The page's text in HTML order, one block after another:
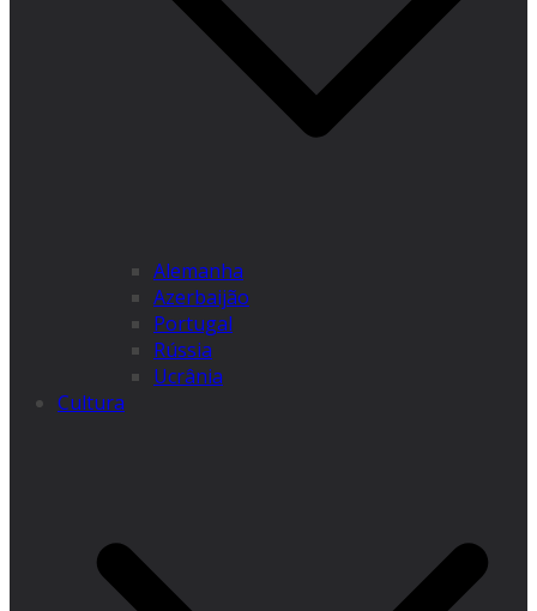
Alemanha
Azerbaijão
Portugal
Rússia
Ucrânia
Cultura